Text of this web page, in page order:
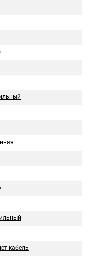
кабель